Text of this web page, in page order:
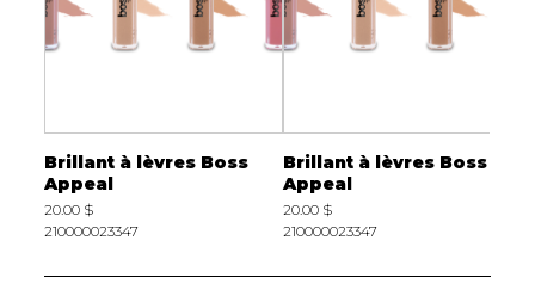
Brillant à lèvres Boss
Appeal
20.00 $
210000023347
Brillant à lèvres Boss
Appeal
20.00 $
210000023347